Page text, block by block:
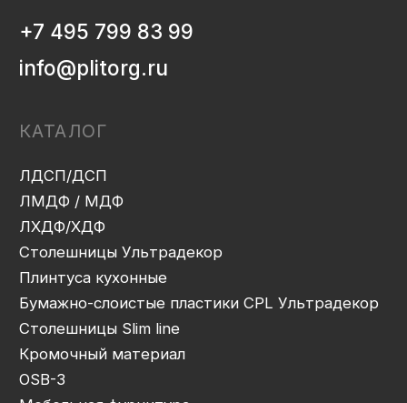
Дизайн сайта: artandkate
Производство
Консультация
Распил
Фрезеровка
Упаковка и ОТК
Присадка
Монтаж
Сборка
Декоры и текстуры плит
Прайс-лист
Контакты
Политика конфиденциальности